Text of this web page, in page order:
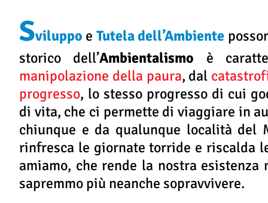
Sviluppo e Tutela dell’Ambiente
storico dell’Ambientalismo è
manipolazione della paura, dal
progresso, lo stesso progresso di cui
di vita, che ci permette di viaggiare in
chiunque e da qualunque località del
rinfresca le giornate torride e riscalda
amiamo, che rende la nostra
sapremmo più neanche sopravvivere.